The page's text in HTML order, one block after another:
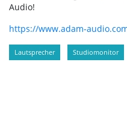
Audio!
https://www.adam-
Lautsprecher Studiomonitor